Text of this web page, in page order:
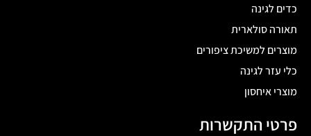
כדים לגינה
תאורה סולארית
מוצרים למשיכת ציפורים
כלי עזר לגינה
מוצרי איחסון
פרטי התקשרות